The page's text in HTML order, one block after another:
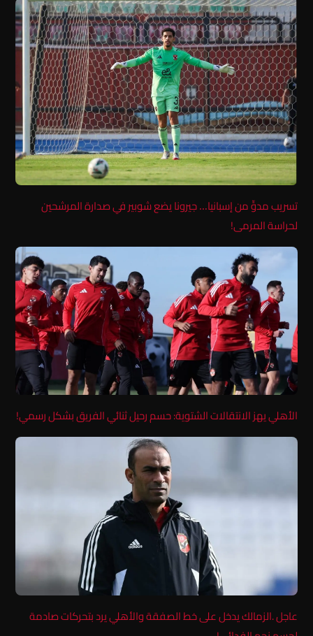
تسريب مدوٍّ من إسبانيا… جيرونا يضع شوبير في صدارة المرشحين
لحراسة المرمى!
الأهلي يهز الانتقالات الشتوية: حسم رحيل ثنائي الفريق بشكل رسمي!
عاجل .الزمالك يدخل على خط الصفقة والأهلي يرد بتحركات صادمة